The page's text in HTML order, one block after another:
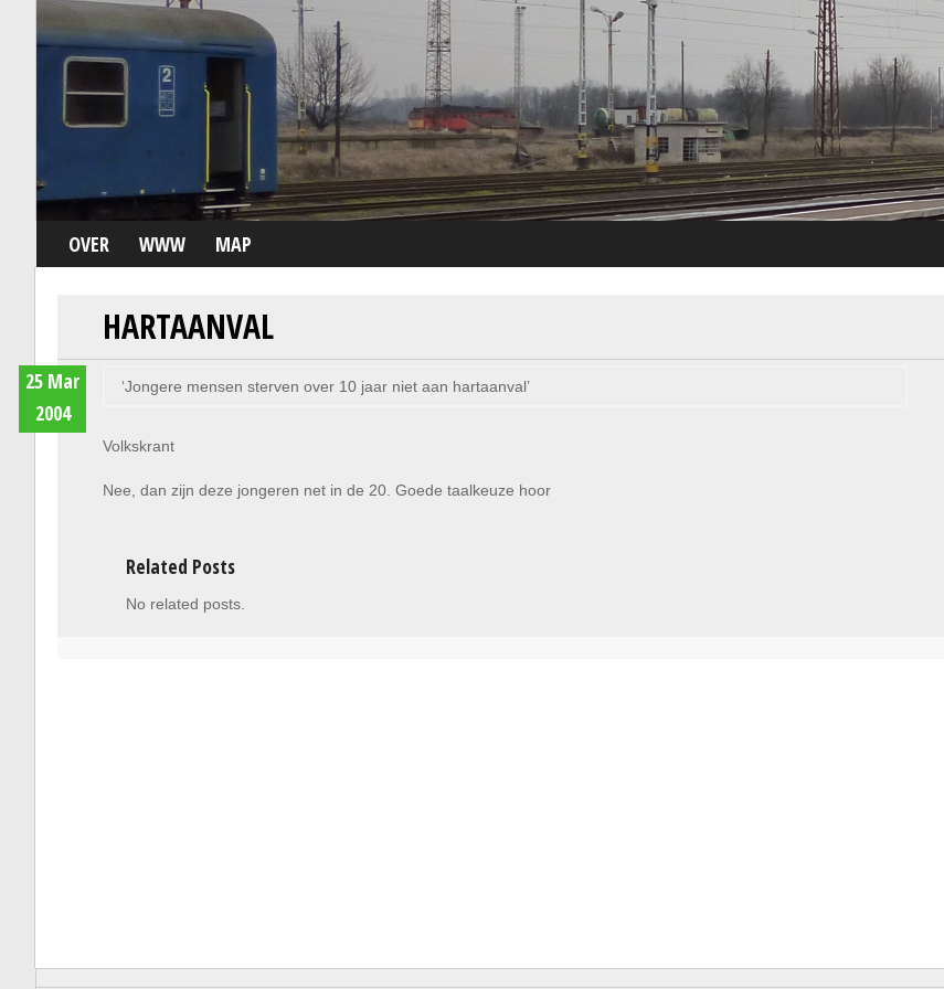
OVER WWW MAP
HARTAANVAL
25 Mar
2004
‘Jongere mensen sterven over 10 jaar niet aan hartaanval’
Volkskrant
Nee, dan zijn deze jongeren net in de 20. Goede taalkeuze hoor
Related Posts
No related posts.